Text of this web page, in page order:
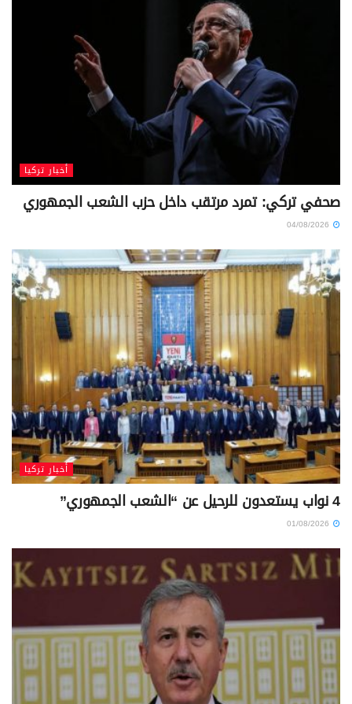
أخبار تركيا
صحفي تركي: تمرد مرتقب داخل حزب الشعب الجمهوري
أخبار تركيا
4 نواب يستعدون للرحيل عن “الشعب الجمهوري”